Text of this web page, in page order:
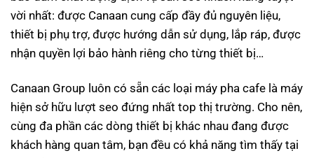
vời nhất: được Canaan cung cấp đầy đủ nguyên liệu,
thiết bị phụ trợ, được hướng dẫn sử dụng, lắp ráp, được
nhận quyền lợi bảo hành riêng cho từng thiết bị…
Canaan Group luôn có sẵn các loại máy pha cafe là máy
hiện sở hữu lượt seo đứng nhất top thị trường. Cho nên,
cùng đa phần các dòng thiết bị khác nhau đang được
khách hàng quan tâm, bạn đều có khả năng tìm thấy tại